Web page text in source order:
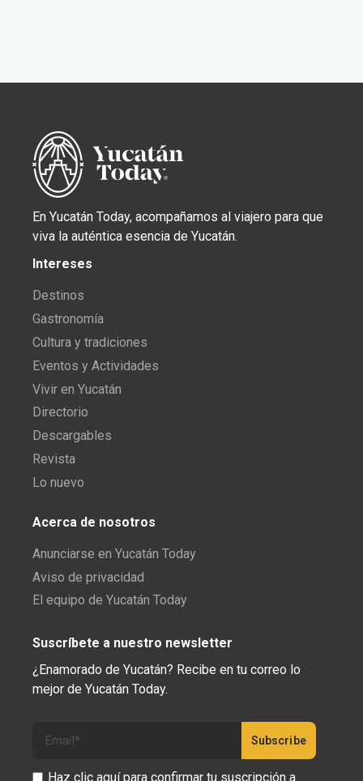
En Yucatán Today, acompañamos al viajero para que
viva la auténtica esencia de Yucatán.
Intereses
Destinos
Gastronomía
Cultura y tradiciones
Eventos y Actividades
Vivir en Yucatán
Directorio
Descargables
Revista
Lo nuevo
Acerca de nosotros
Anunciarse en Yucatán Today
Aviso de privacidad
El equipo de Yucatán Today
Suscríbete a nuestro newsletter
¿Enamorado de Yucatán? Recibe en tu correo lo
mejor de Yucatán Today.
Haz clic aquí para confirmar tu suscripción a